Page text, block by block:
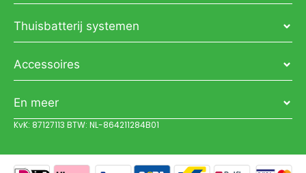
Thuisbatterij systemen
Accessoires
En meer
KvK: 87127113 BTW: NL-864211284B01